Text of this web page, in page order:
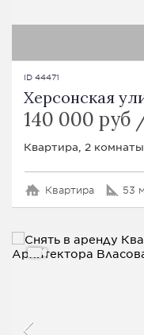
ID 44471
Херсонская
140 000 руб
Квартира, 2 комнаты
Квартира 53